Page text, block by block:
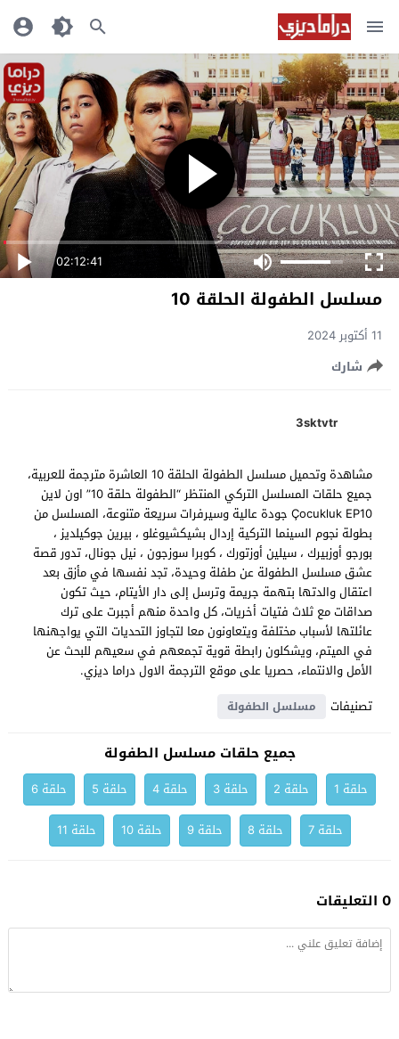
02:12:41
مسلسل الطفولة الحلقة 10
11 أكتوبر 2024
شارك
3sktvtr
مشاهدة وتحميل مسلسل الطفولة الحلقة 10 العاشرة مترجمة للعربية،
جميع حلقات المسلسل التركي المنتظر “الطفولة حلقة 10” اون لاين
Çocukluk EP10 جودة عالية وسيرفرات سريعة متنوعة، المسلسل من
بطولة نجوم السينما التركية إردال بشيكشيوغلو ، بيرين جوكيلديز ،
بورجو أوزبيرك ، سيلين أوزتورك ، كوبرا سوزجون ، نيل جونال، تدور قصة
عشق مسلسل الطفولة عن طفلة وحيدة، تجد نفسها في مأزق بعد
اعتقال والدتها بتهمة جريمة وترسل إلى دار الأيتام، حيث تكون
صداقات مع ثلاث فتيات أخريات، كل واحدة منهم أجبرت على ترك
عائلتها لأسباب مختلفة ويتعاونون معا لتجاوز التحديات التي يواجهنها
في الميتم، ويشكلون رابطة قوية تجمعهم في سعيهم للبحث عن
الأمل والانتماء، حصريا على موقع الترجمة الاول دراما ديزي.
تصنيفات
مسلسل الطفولة
جميع حلقات مسلسل الطفولة
حلقة 1 حلقة 2 حلقة 3 حلقة 4 حلقة 5
حلقة 6
حلقة 7
حلقة 8 حلقة 9 حلقة 10 حلقة 11
0 التعليقات